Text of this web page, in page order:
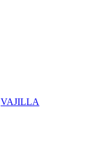
VAJILLA